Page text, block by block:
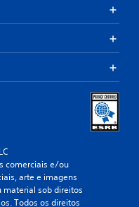
comerciais e/ou
arte e imagens
sob direitos
Todos os direitos